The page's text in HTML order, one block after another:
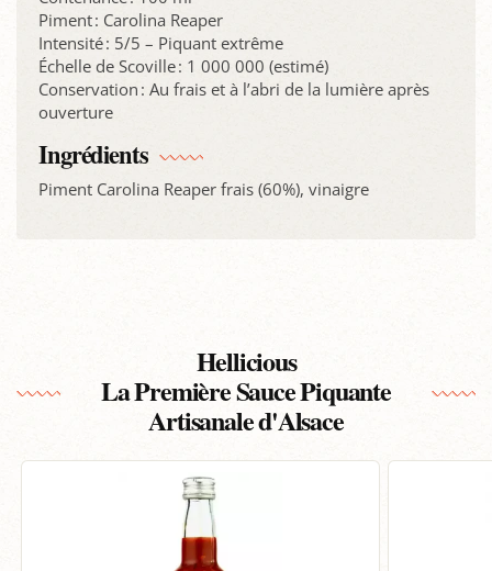
Piment : Carolina Reaper
Intensité : 5/5 – Piquant extrême
Échelle de Scoville : 1 000 000 (estimé)
Conservation : Au frais et à l’abri de la lumière après
ouverture
Ingrédients
Piment Carolina Reaper frais (60%), vinaigre
Hellicious
La Première Sauce Piquante
Artisanale d'Alsace